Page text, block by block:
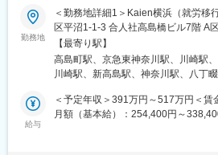
■研修制度：
1）導入研修
まずは現場での基礎研修とともに、
考え方、介護の基本、接遇のポイン
このケアを行うのか」を理解する座
2）OJT研修
各ユニットに配属後は、先輩職員が
■業務内容：
当社での職種名はブリッジコンサル
業・社会をつなぐ橋（ブリッジ）の
ブリッジコンサルタントは、法人営
支援・生活訓練の3つが主な職場とな
■具体的な職務内容：
・新規顧客に対するダイバーシティ
・法人向けサービスの企画／立案
勤務地
＜勤務地詳細1＞Kaien横浜（就労移
区平沼1-1-3 合人社高島橋ビル7階 A区画勤務地最寄駅：各線／横
浜駅受動喫煙対策：屋内全面禁煙＜
住所：神奈川県横浜市神奈川区神奈川2-11-18 渡辺ビ
最寄駅：JR線／東神奈川駅受動喫煙
浜屋八秀ビル2階勤務地最寄駅：JR
内全面禁煙変更の範囲：会社の定め
【最寄り駅】
高島町駅、京急東神奈川駅、川崎駅
川崎駅、新高島駅、神奈川駅、八丁
給与
＜予定年収＞391万円～517万円＜賃
月額（基本給）：254,400円～